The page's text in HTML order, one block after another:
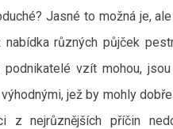
Jasné to možná je,
různých půjček
vzít mohou,
jež by mohly
nejrůznějších příčin